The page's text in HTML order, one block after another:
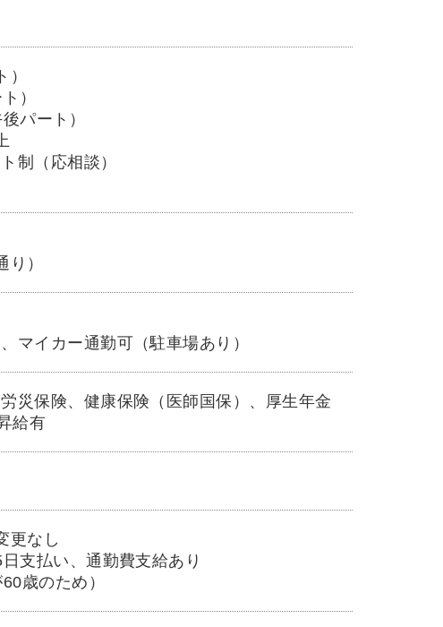
）
パート）
制（応相談）
）
マイカー通勤可（駐車場あり）
災保険、健康保険（医師国保）、厚生年金
給有
更なし
支払い、通勤費支給あり
歳のため）